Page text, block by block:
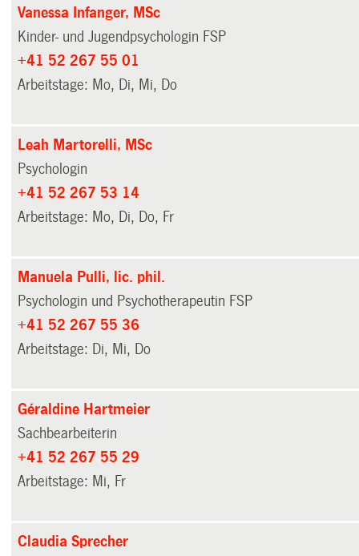
Vanessa Infanger, MSc
Kinder- und Jugendpsychologin FSP
+41 52 267 55 01
Arbeitstage: Mo, Di, Mi, Do
Leah Martorelli, MSc
Psychologin
+41 52 267 53 14
Arbeitstage: Mo, Di, Do, Fr
Manuela Pulli, lic. phil.
Psychologin und Psychotherapeutin FSP
+41 52 267 55 36
Arbeitstage: Di, Mi, Do
Géraldine Hartmeier
Sachbearbeiterin
+41 52 267 55 29
Arbeitstage: Mi, Fr
Claudia Sprecher